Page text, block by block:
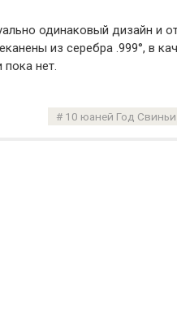
одинаковый дизайн и
из серебра .999°, в
нет.
10 юаней Год Свиньи